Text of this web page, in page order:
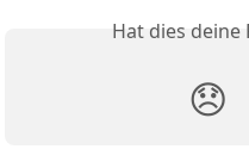
Hat dies
😞